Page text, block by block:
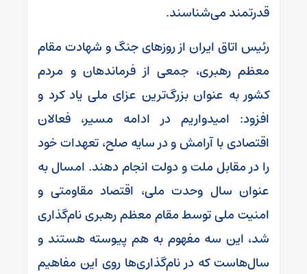
قدرتمند می‌شناسند.
رئیس اتاق ایران از روز‌های جنگ و شهادت مقام
معظم رهبری، جمعی از فرماندهان و مردم
کشور به عنوان بزرگ‌ترین عزای ملی یاد کرد و
افزود: امیدواریم در ادامه مسیر، فعالان
اقتصادی با آرامش و در سایه صلح، تعهدات خود
را در مقابل ملت و دولت انجام دهند. امسال به
عنوان سال وحدت ملی، اقتصاد مقاومتی و
امنیت ملی توسط مقام معظم رهبری نام‌گذاری
شد، این سه مفهوم به هم پیوسته هستند و
سال‌هاست که در نام‌گذاری‌ها روی این مفاهیم